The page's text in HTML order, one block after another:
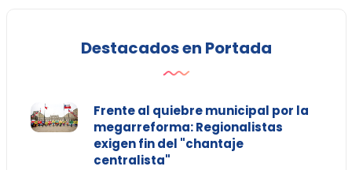
Destacados en Portada
Frente al quiebre municipal por la
megarreforma: Regionalistas
exigen fin del "chantaje
centralista"